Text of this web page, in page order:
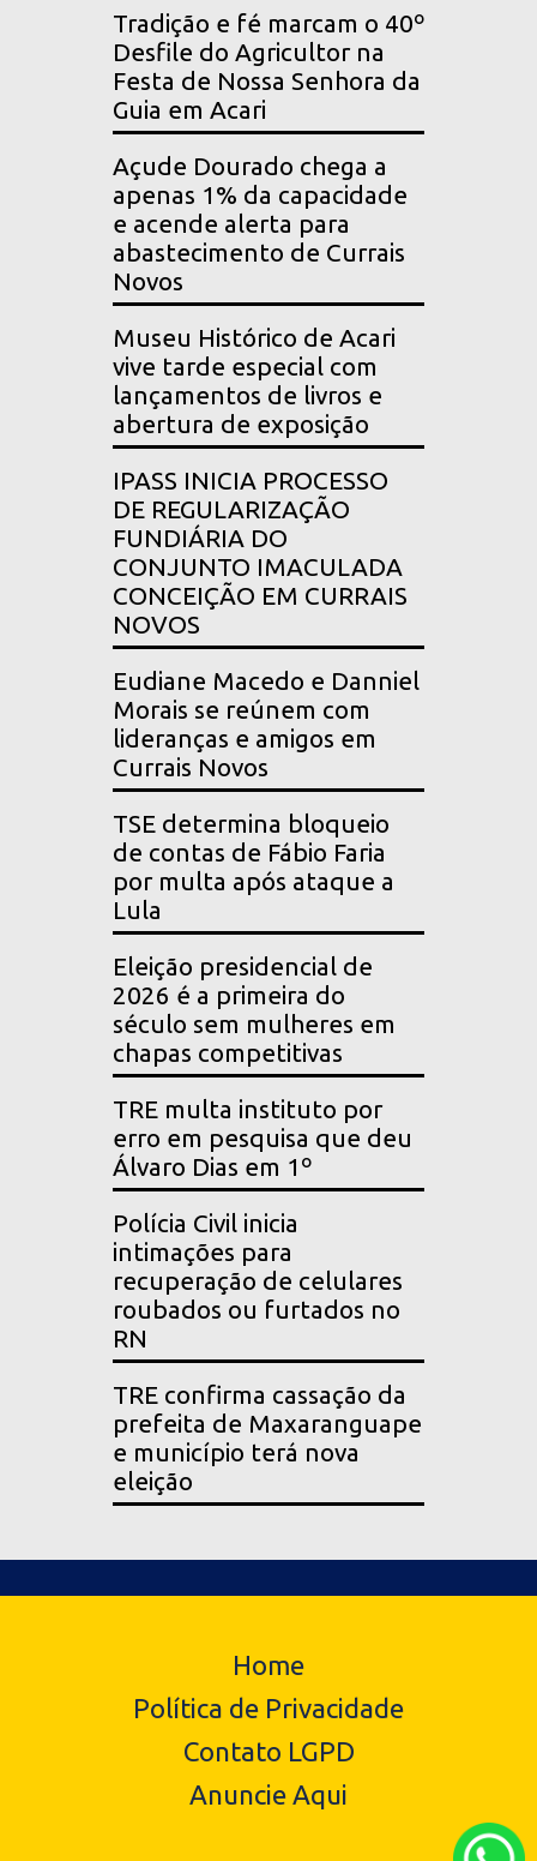
Tradição e fé marcam o 40º
Desfile do Agricultor na
Festa de Nossa Senhora da
Guia em Acari
Açude Dourado chega a
apenas 1% da capacidade
e acende alerta para
abastecimento de Currais
Novos
Museu Histórico de Acari
vive tarde especial com
lançamentos de livros e
abertura de exposição
IPASS INICIA PROCESSO
DE REGULARIZAÇÃO
FUNDIÁRIA DO
CONJUNTO IMACULADA
CONCEIÇÃO EM CURRAIS
NOVOS
Eudiane Macedo e Danniel
Morais se reúnem com
lideranças e amigos em
Currais Novos
TSE determina bloqueio
de contas de Fábio Faria
por multa após ataque a
Lula
Eleição presidencial de
2026 é a primeira do
século sem mulheres em
chapas competitivas
TRE multa instituto por
erro em pesquisa que deu
Álvaro Dias em 1º
Polícia Civil inicia
intimações para
recuperação de celulares
roubados ou furtados no
RN
TRE confirma cassação da
prefeita de Maxaranguape
e município terá nova
eleição
Home
Política de Privacidade
Contato LGPD
Anuncie Aqui